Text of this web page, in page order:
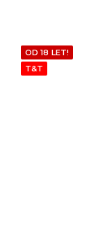
OD 18 LET!
T&T